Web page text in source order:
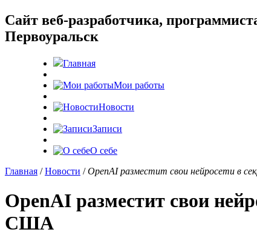
Cайт веб-разработчика,
Первоуральск
Главная
Мои работы
Новости
Записи
О себе
Главная /Новости /OpenAI разместит свои нейросети в
OpenAI разместит свои
США